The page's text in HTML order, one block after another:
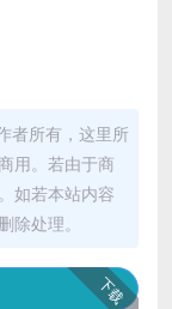
者所有，这里所
用。若由于商
如若本站内容
处理。
下载